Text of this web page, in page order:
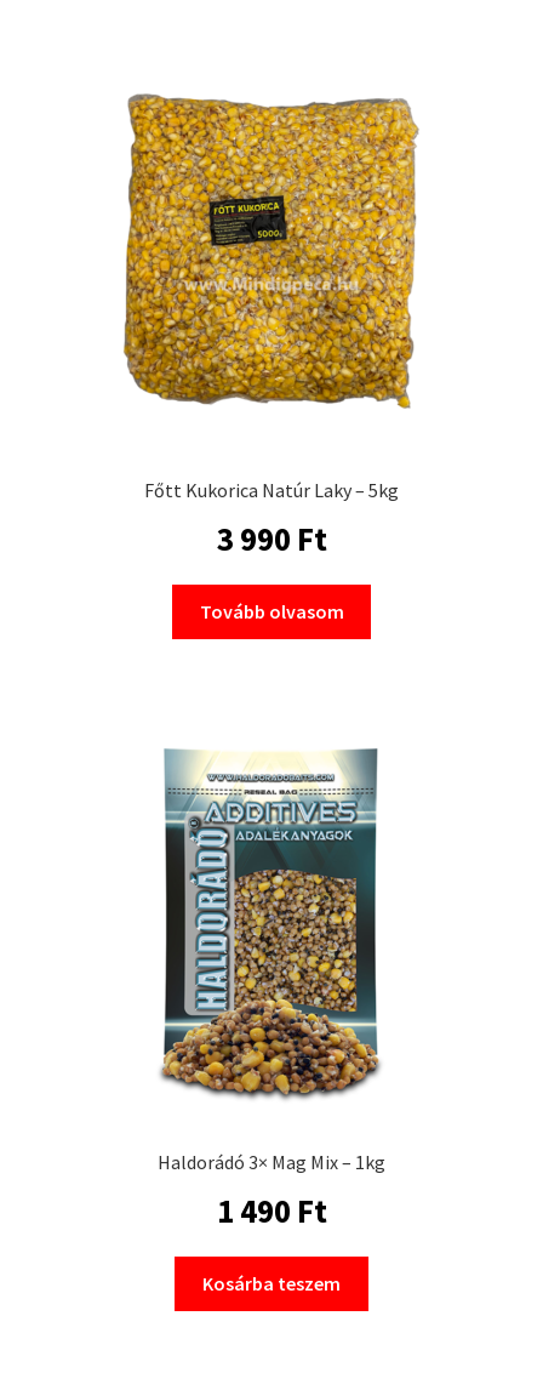
Főtt Kukorica Natúr Laky – 5kg
3 990 Ft
Tovább olvasom
Haldorádó 3× Mag Mix – 1kg
1 490 Ft
Kosárba teszem